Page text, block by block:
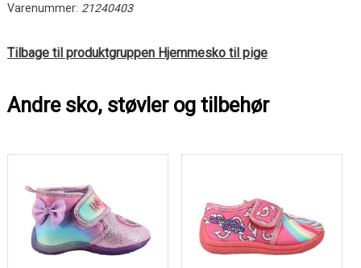
Varenummer: 21240403
Tilbage til produktgruppen Hjemmesko til pige
Andre sko, støvler og tilbehør